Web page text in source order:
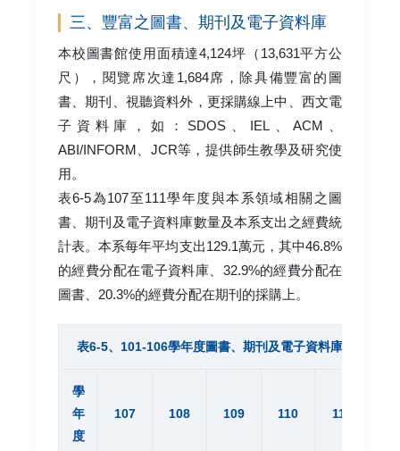
三、豐富之圖書、期刊及電子資料庫
本校圖書館使用面積達4,124坪（13,631平方公
尺），閱覽席次達1,684席，除具備豐富的圖
書、期刊、視聽資料外，更採購線上中、西文電
子資料庫，如：SDOS、IEL、ACM、
ABI/INFORM、JCR等，提供師生教學及研究使
用。
表6-5為107至111學年度與本系領域相關之圖
書、期刊及電子資料庫數量及本系支出之經費統
計表。本系每年平均支出129.1萬元，其中46.8%
的經費分配在電子資料庫、32.9%的經費分配在
圖書、20.3%的經費分配在期刊的採購上。
表6-5、101-106學年度圖書、期刊及電子資料庫經費統計
學
年
度
107 108 109 110 111